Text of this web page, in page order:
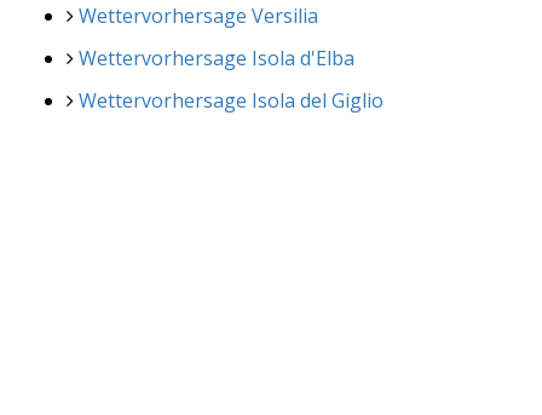
Wettervorhersage Versilia
Wettervorhersage Isola d'Elba
Wettervorhersage Isola del Giglio